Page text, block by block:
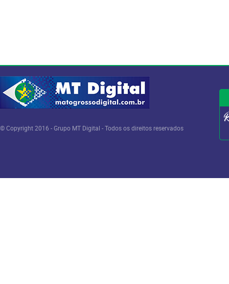
© Copyright 2016 - Grupo MT Digital - Todos os direitos reservados